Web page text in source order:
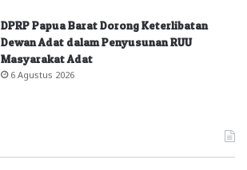
DPRP Papua Barat Dorong Keterlibatan
Dewan Adat dalam Penyusunan RUU
Masyarakat Adat
6 Agustus 2026